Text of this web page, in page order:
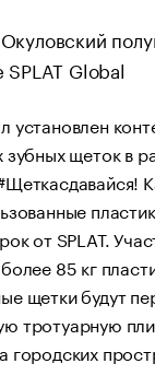
установлен
зубных щеток в
от SPLAT.
85 кг
щетки будут
тротуарную
городских